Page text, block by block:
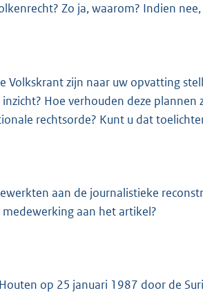
Zo ja, waarom? Indien
zijn naar uw opvatting
Hoe verhouden deze plannen
rechtsorde? Kunt u dat
aan de journalistieke
aan het artikel?
op 25 januari 1987 door de